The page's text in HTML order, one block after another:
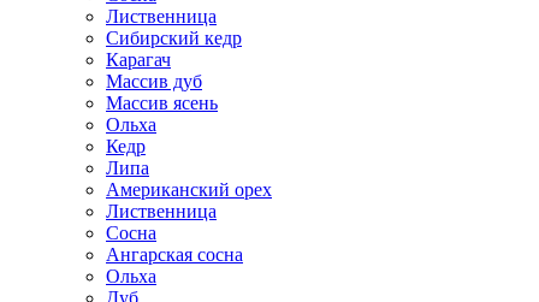
Лиственница
Сибирский кедр
Карагач
Массив дуб
Массив ясень
Ольха
Кедр
Липа
Американский орех
Лиственница
Сосна
Ангарская сосна
Ольха
Дуб